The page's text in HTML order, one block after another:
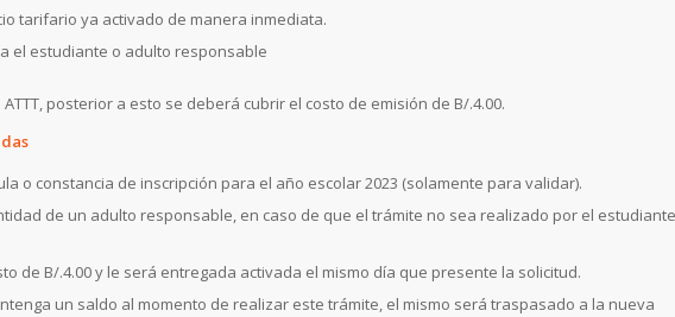
tarifario ya activado de manera inmediata.
el estudiante o adulto responsable
posterior a esto se deberá cubrir el costo de emisión de B/.4.00.
o constancia de inscripción para el año escolar 2023 (solamente para validar).
de un adulto responsable, en caso de que el trámite no sea realizado por el estudiante
de B/.4.00 y le será entregada activada el mismo día que presente la solicitud.
un saldo al momento de realizar este trámite, el mismo será traspasado a la nueva